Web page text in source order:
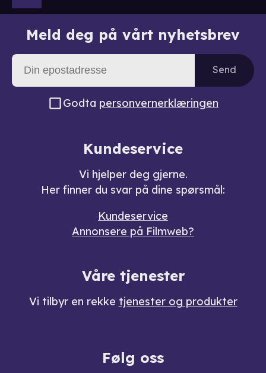
Meld deg på vårt nyhetsbrev
Send
Godta personvernerklæringen
Kundeservice
Vi hjelper deg gjerne.
Her finner du svar på dine spørsmål:
Kundeservice
Annonsere på Filmweb?
Våre tjenester
Vi tilbyr en rekke tjenester og produkter
Følg oss